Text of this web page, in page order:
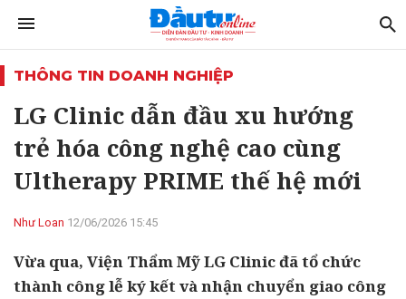
THÔNG TIN DOANH NGHIỆP
LG Clinic dẫn đầu xu hướng
trẻ hóa công nghệ cao cùng
Ultherapy PRIME thế hệ mới
Như Loan 12/06/2026 15:45
Vừa qua, Viện Thẩm Mỹ LG Clinic đã tổ chức
thành công lễ ký kết và nhận chuyển giao công